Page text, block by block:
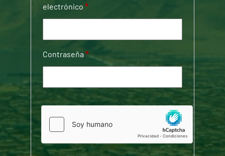
electrónico *Obligatorio
Contraseña*Obligatorio